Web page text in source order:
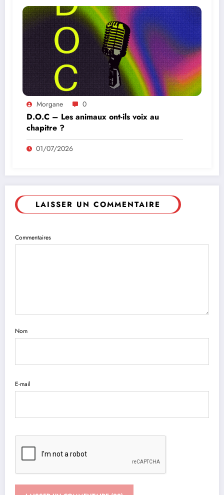
Morgane 0
D.O.C – Les animaux ont-ils voix au
chapitre ?
01/07/2026
LAISSER UN COMMENTAIRE
Commentaires
Nom
E-mail